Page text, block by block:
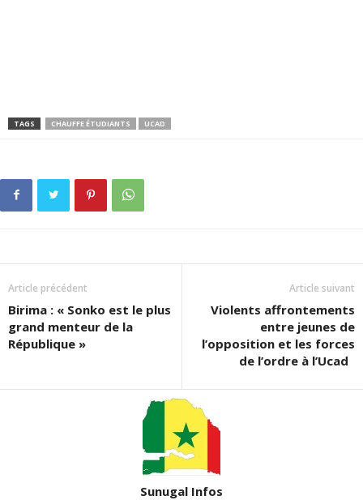
TAGS CHAUFFE ÉTUDIANTS UCAD
Article précédent
Birima : « Sonko est le plus
grand menteur de la
République »
Article suivant
Violents affrontements
entre jeunes de
l’opposition et les forces
de l’ordre à l’Ucad
Sunugal Infos